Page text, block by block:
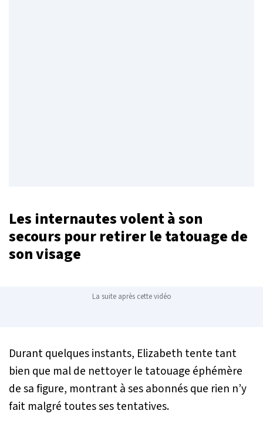
Les internautes volent à son
secours pour retirer le tatouage de
son visage
La suite après cette vidéo
Durant quelques instants, Elizabeth tente tant
bien que mal de nettoyer le tatouage éphémère
de sa figure, montrant à ses abonnés que rien n’y
fait malgré toutes ses tentatives.